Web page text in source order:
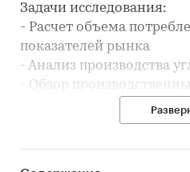
Задачи исследования:
- Расчет объема
показателей рынка
- Анализ производства
- Обзор
уровня загрузки
- Составление рейтинга